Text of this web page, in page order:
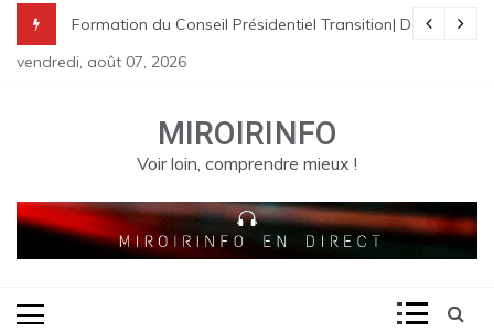
content
à St Raphael | Le premier Garry Conille rencontre les
pénale en Haïti
Transition| Ariel Henry remet sa démission| Le Canada se
Formation du Conseil Présidentiel Transition|
vendredi, août 07, 2026
MIROIRINFO
Voir loin, comprendre mieux !